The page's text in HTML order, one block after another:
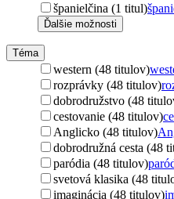
španielčina (1 titul)
Ďalšie možnosti
Téma
western (48 titulov)
rozprávky (48 titulov)
dobrodružstvo (48
cestovanie (48 titulov)
Anglicko (48 titulov)
dobrodružná cesta (48
paródia (48 titulov)
svetová klasika (48
imaginácia (48 titulov)